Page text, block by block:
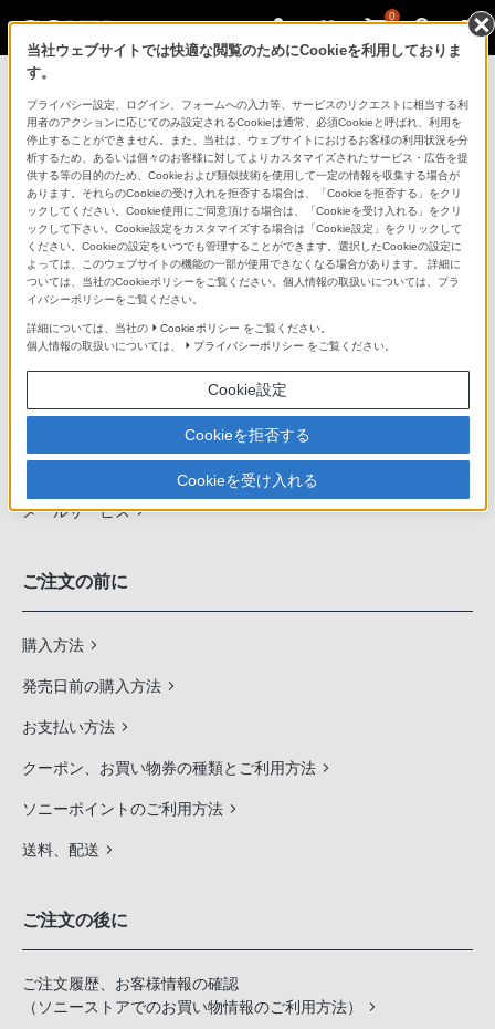
0
ソニーストアのご利用ガイド
ご利用ガイドでは、ソニーストアのご利用方法・サービ
スに関しまとめてご案内しております。
ご利用の前に
ソニーストア 店舗のご案内
ソニーショップ（ソニーストア取次店）のご案内
ソニーストアの特典・サービス
（長期保証、下取サービス、設置・設定サービスなど）
定期クーポンのプレゼントについて
メールサービス
ご注文の前に
購入方法
発売日前の購入方法
お支払い方法
クーポン、お買い物券の種類とご利用方法
ソニーポイントのご利用方法
送料、配送
ご注文の後に
ご注文履歴、お客様情報の確認
（ソニーストアでのお買い物情報のご利用方法）
当社ウェブサイトでは快適な閲覧のためにCookieを利用しておりま
す。
プライバシー設定、ログイン、フォームへの入力等、サービスのリクエストに相当する利
用者のアクションに応じてのみ設定されるCookieは通常、必須Cookieと呼ばれ、利用を
停止することができません。また、当社は、ウェブサイトにおけるお客様の利用状況を分
析するため、あるいは個々のお客様に対してよりカスタマイズされたサービス・広告を提
供する等の目的のため、Cookieおよび類似技術を使用して一定の情報を収集する場合が
あります。それらのCookieの受け入れを拒否する場合は、「Cookieを拒否する」をクリ
ックしてください。Cookie使用にご同意頂ける場合は、「Cookieを受け入れる」をクリ
ックして下さい。Cookie設定をカスタマイズする場合は「Cookie設定」をクリックして
ください。Cookieの設定をいつでも管理することができます。選択したCookieの設定に
よっては、このウェブサイトの機能の一部が使用できなくなる場合があります。 詳細に
ついては、当社のCookieポリシーをご覧ください。個人情報の取扱いについては、プラ
イバシーポリシーをご覧ください。
詳細については、当社の Cookieポリシー をご覧ください。
個人情報の取扱いについては、
プライバシーポリシー をご覧ください。
Cookie設定
Cookieを拒否する
Cookieを受け入れる